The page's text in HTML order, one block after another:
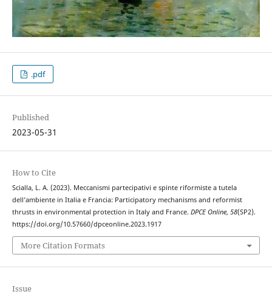
.pdf
Published
2023-05-31
How to Cite
Scialla, L. A. (2023). Meccanismi partecipativi e spinte riformiste a tutela
dell’ambiente in Italia e Francia: Participatory mechanisms and reformist
thrusts in environmental protection in Italy and France. DPCE Online, 58(SP2).
https://doi.org/10.57660/dpceonline.2023.1917
More Citation Formats
Issue